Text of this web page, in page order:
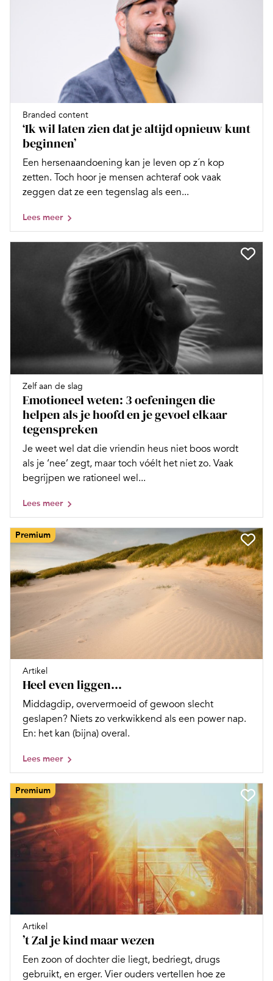
Branded content
‘Ik wil laten zien dat je altijd opnieuw kunt
beginnen’
Een hersenaandoening kan je leven op z´n kop
zetten. Toch hoor je mensen achteraf ook vaak
zeggen dat ze een tegenslag als een...
Lees meer
Zelf aan de slag
Emotioneel weten: 3 oefeningen die
helpen als je hoofd en je gevoel elkaar
tegenspreken
Je weet wel dat die vriendin heus niet boos wordt
als je ‘nee’ zegt, maar toch vóélt het niet zo. Vaak
begrijpen we rationeel wel...
Lees meer
Premium
Artikel
Heel even liggen…
Middagdip, oververmoeid of gewoon slecht
geslapen? Niets zo verkwikkend als een power nap.
En: het kan (bijna) overal.
Lees meer
Premium
Artikel
’t Zal je kind maar wezen
Een zoon of dochter die liegt, bedriegt, drugs
gebruikt, en erger. Vier ouders vertellen hoe ze